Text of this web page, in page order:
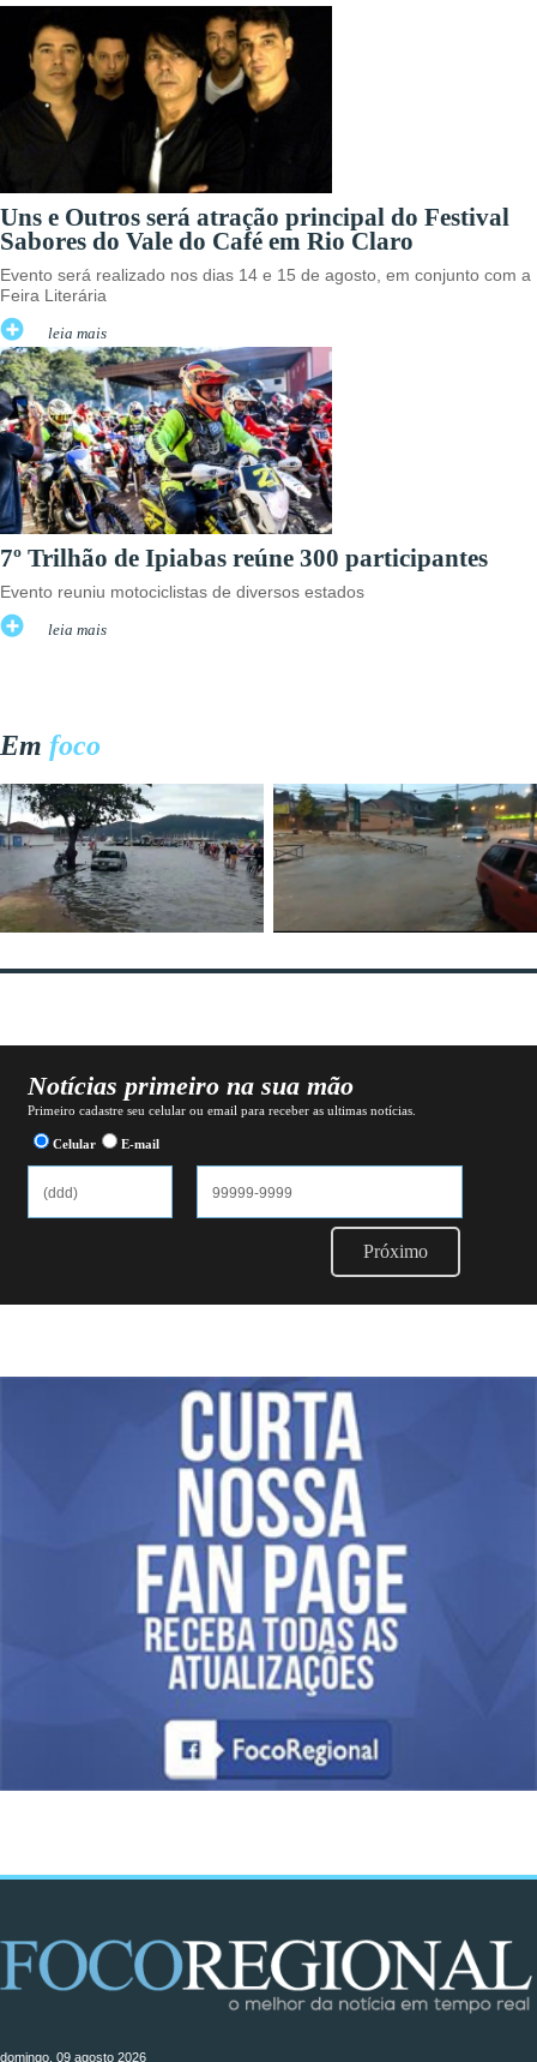
Uns e Outros será atração principal do Festival
Sabores do Vale do Café em Rio Claro
Evento será realizado nos dias 14 e 15 de agosto, em conjunto com a
Feira Literária
leia mais
7º Trilhão de Ipiabas reúne 300 participantes
Evento reuniu motociclistas de diversos estados
leia mais
Em foco
Notícias primeiro na sua mão
Primeiro cadastre seu celular ou email para receber as ultimas notícias.
Celular E-mail
Próximo
domingo, 09 agosto 2026